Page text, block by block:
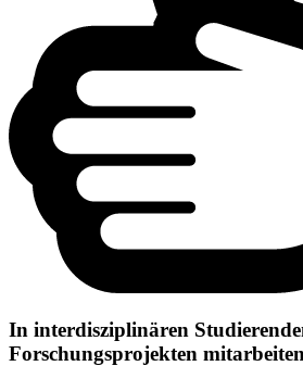
In interdisziplinären
Forschungsprojekten mitarbeiten